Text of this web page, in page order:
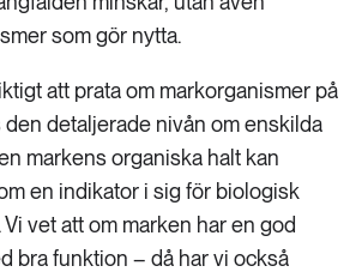
som gör nytta.
att prata om markorganismer på
den detaljerade nivån om enskilda
markens organiska halt kan
en indikator i sig för biologisk
vet att om marken har en god
bra funktion – då har vi också